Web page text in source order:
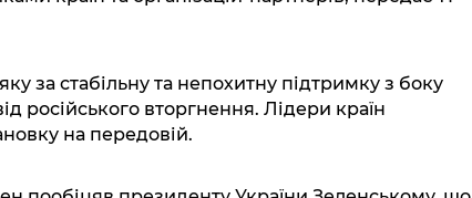
за стабільну та непохитну підтримку з боку
російського вторгнення. Лідери країн
на передовій.